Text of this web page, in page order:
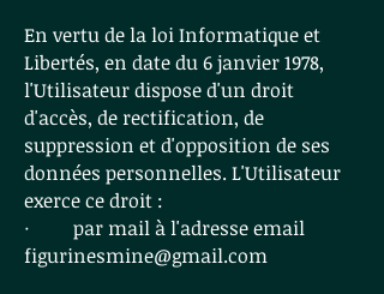
En vertu de la loi Informatique et
Libertés, en date du 6 janvier 1978,
l'Utilisateur dispose d'un droit
d'accès, de rectification, de
suppression et d'opposition de ses
données personnelles. L'Utilisateur
exerce ce droit :
· par mail à l'adresse email
figurinesmine@gmail.com